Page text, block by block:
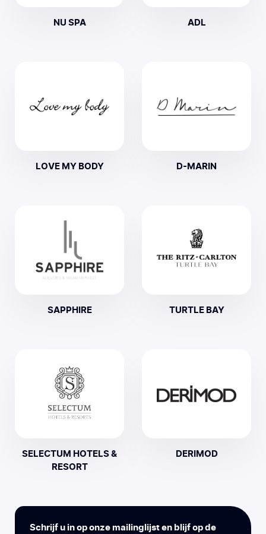
NU SPA ADL
LOVE MY BODY D-MARIN
SAPPHIRE TURTLE BAY
SELECTUM HOTELS &
RESORT
DERIMOD
Schrijf u in op onze mailinglijst en blijf op de